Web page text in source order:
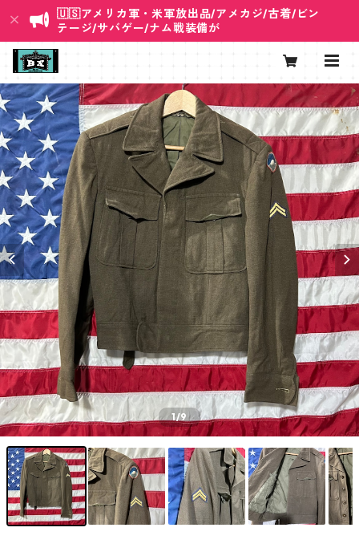
🇺🇸アメリカ軍・米軍放出品/アメカジ/古着/ビン
テージ/サバゲー/ナム戦装備が
1/9